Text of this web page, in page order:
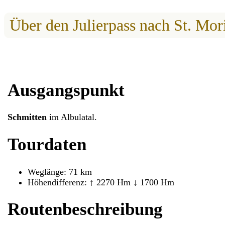
Über den Julierpass nach St.
Ausgangspunkt
Schmitten im Albulatal.
Tourdaten
Weglänge: 71 km
Höhendifferenz: ↑ 2270 Hm ↓ 1700 Hm
Routenbeschreibung